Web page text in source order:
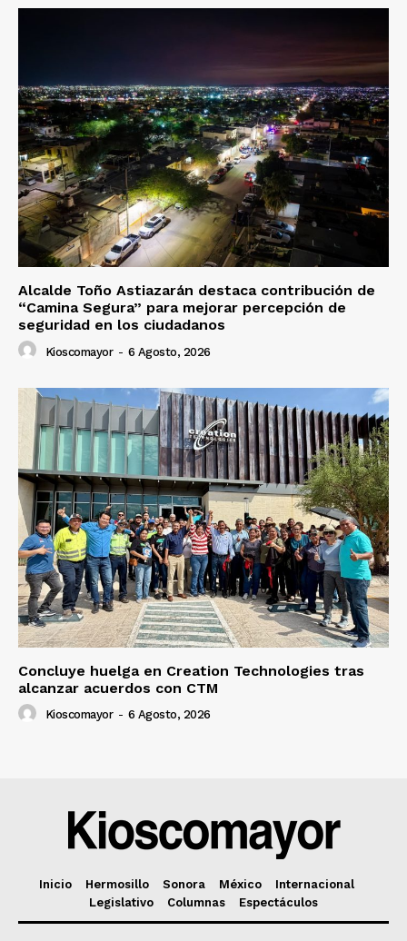
Alcalde Toño Astiazarán destaca contribución de
“Camina Segura” para mejorar percepción de
seguridad en los ciudadanos
Kioscomayor - 6 Agosto, 2026
Concluye huelga en Creation Technologies tras
alcanzar acuerdos con CTM
Kioscomayor - 6 Agosto, 2026
Inicio Hermosillo Sonora México
Internacional
Legislativo
Columnas Espectáculos